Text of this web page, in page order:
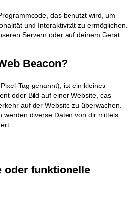
das benutzt wird, um
und Interaktivität zu ermöglichen.
Servern oder auf deinem Gerät
Beacon?
Tag genannt), ist ein kleines
oder Bild auf einer Website, das
auf der Website zu überwachen.
werden diverse Daten von dir mittels
oder funktionelle